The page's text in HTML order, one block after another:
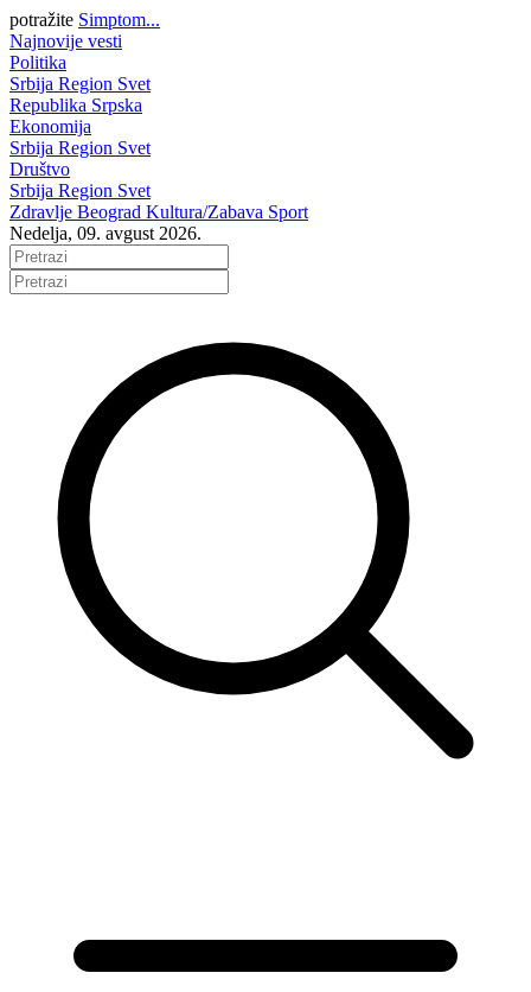
potražite Simptom...
Najnovije vesti
Politika
Srbija Region Svet
Republika Srpska
Ekonomija
Srbija Region Svet
Društvo
Srbija Region Svet
Zdravlje Beograd Kultura/Zabava Sport
Nedelja, 09. avgust 2026.